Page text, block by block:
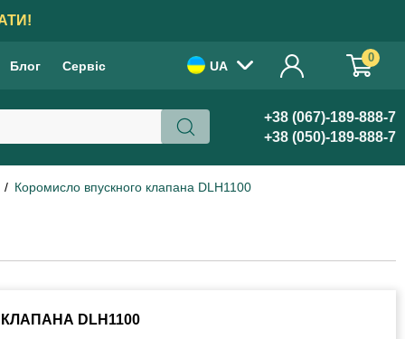
Блог Сервіс UA
0
+38 (067)-189-888-7
+38 (050)-189-888-7
Коромисло впускного клапана DLH1100
DLH1100